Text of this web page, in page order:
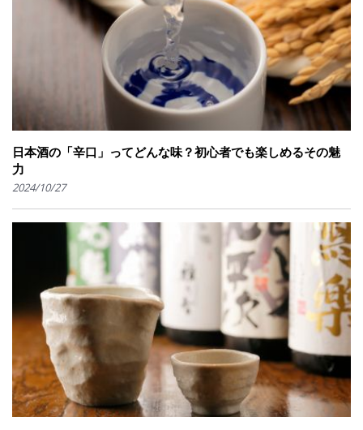
日本酒の「辛口」ってどんな味？初心者でも楽しめるその魅
力
2024/10/27